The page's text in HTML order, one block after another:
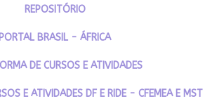
REPOSITÓRIO
PORTAL BRASIL - ÁFRICA
DE CURSOS E ATIVIDADES
E ATIVIDADES DF E RIDE - CFEMEA E MST